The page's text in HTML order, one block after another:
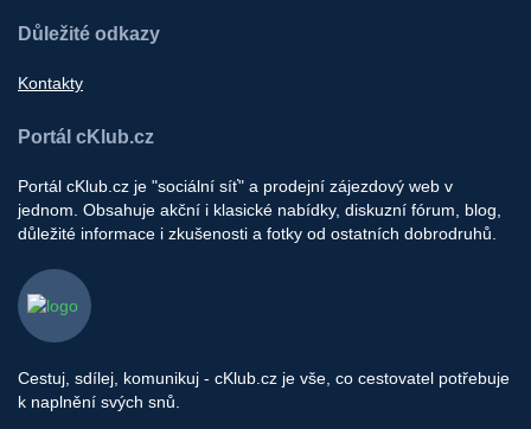
Důležité odkazy
Kontakty
Portál cKlub.cz
Portál cKlub.cz je "sociální síť" a prodejní zájezdový web v
jednom. Obsahuje akční i klasické nabídky, diskuzní fórum, blog,
důležité informace i zkušenosti a fotky od ostatních dobrodruhů.
Cestuj, sdílej, komunikuj - cKlub.cz je vše, co cestovatel potřebuje
k naplnění svých snů.